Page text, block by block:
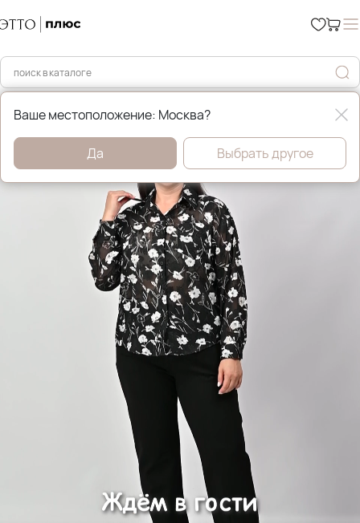
Главная Рубашки и блузы
Ваше местоположение: Москва?
Да Выбрать другое